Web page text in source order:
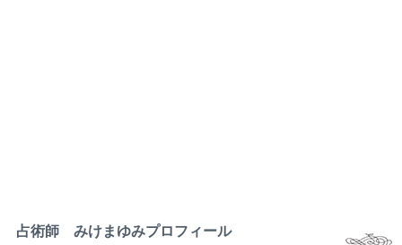
占術師 みけまゆみプロフィール